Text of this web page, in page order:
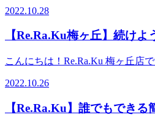
～20:00(最終受付19:30) 梅ヶ丘,豪徳寺,経堂,下北沢,小田急線,
トケア,ボディケア,リラックス,
ク Re.Ra.Ku 梅ヶ丘店〒154-0022
2 サンクレール的場 1F 【梅ヶ丘/
話 03-6413-5524平日11:00～21:00(
～20:00(最終受付19:30)梅ヶ丘,豪
肩甲骨,新代田,もみほぐし,肩,首,
分！マッサージのように気持ち
ンポイントで撃退することができますよ。 来
お待ちしております。
ク Re.Ra.Ku 梅ヶ丘店〒154-0022
話 03-6413-5524平日11:00～21:00(
～20:00(最終受付19:30) 梅ヶ丘,豪徳寺,経堂,下北沢,小田急線,
肩甲骨,新代田,もみほぐし,肩,首,
口蓋にくっつけるのが大切なのだそうです。
ガの時に習いました。 私の舌は下の歯についていたので、
それは残念ながら老化している可能
と、舌を左右の頬の裏につけて回す
鍛えられるんですね！ 舌が下がっていると、食いしばり、
つけることで唾液がたくさん出て
肩こりなども改善する可能性があ
り、ご案内可能です！ ご予約は変動することがあるので、
空いてない時間でもお電話でお問い
は「おなかケア」の紹介をしたいと思い
ア」とはその名の通り、「腹部」
す。 硬くこわばった腹部を揉み解すことで ①慢性的な腰の
謝をよくする。 自律神経のバランスが整うと、お通じの
改善も期待できます。 ③横隔周りを押すことで、猫背の改
2022.10.28
【Re.Ra.Ku梅ヶ丘】続けよ
こんにちは！Re.Ra.Ku 梅ヶ丘店です！ ≪本日10/26(
あり、ご案内可能です！ ご予約は変動することがあるの
で、空いてない時間でもお電話
おはようございます！ 本日、梅ヶ丘付近は素晴らしい快晴
2022.10.26
【Re.Ra.Ku】誰でもでき